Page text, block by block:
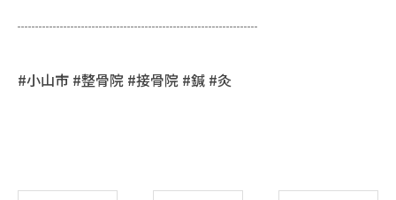
┈┈┈┈┈┈┈┈┈┈┈┈┈┈┈┈┈
#小山市 #整骨院 #接骨院 #鍼 #灸